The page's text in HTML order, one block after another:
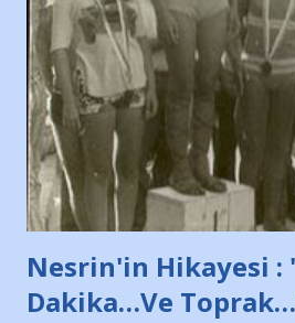
adına açıklama yapan şahsı
söylüyoruz. Bu son uyarımızdır.
ait tanıtıcı ilanların asılmasına izin
Belediyesi ile mağazaların
de kınıyoruz'' diye de eklemiş ..
yazının hemen ardından bu habe...
Nesrin'in Hikayesi :
Dakika…Ve